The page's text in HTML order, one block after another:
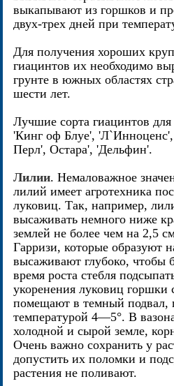
выкапывают из горшков и
двух-трех дней при
Для получения хороших
гиацинтов их необходимо
грунте в южных областях
шести лет.
Лучшие сорта гиацинтов
'Кинг оф Блуе',
Перл', Остара', 'Дельфин'.
Лилии. Немаловажное
лилий имеет агротехника
луковиц. Так, например,
высаживать немного ниже
землей не более чем на 2,5
Гарризи, которые образуют
высаживают глубоко, чтобы
время роста стебля
укоренения луковиц горшки
помещают в темный подвал,
температурой 4—5°. В
холодной и сырой земле,
Очень важно сохранить у
допустить их поломки и
растения не поливают.